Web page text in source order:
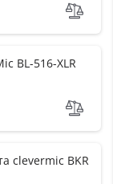
BL-516-XLR
clevermic BKR